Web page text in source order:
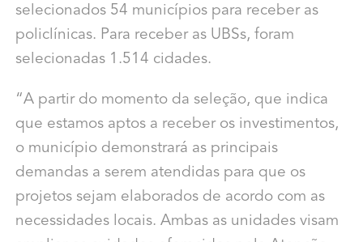
selecionados 54 municípios para receber as
policlínicas. Para receber as UBSs, foram
selecionadas 1.514 cidades.
“A partir do momento da seleção, que indica
que estamos aptos a receber os investimentos,
o município demonstrará as principais
demandas a serem atendidas para que os
projetos sejam elaborados de acordo com as
necessidades locais. Ambas as unidades visam